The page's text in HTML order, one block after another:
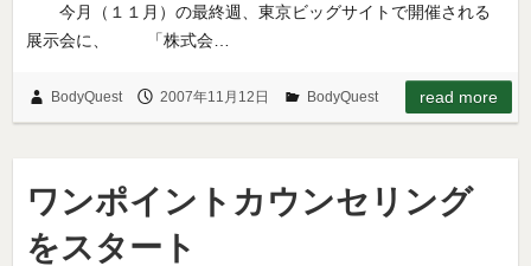
今月（１１月）の最終週、東京ビッグサイトで開催される
展示会に、 「株式会…
BodyQuest 2007年11月12日 BodyQuest read more
ワンポイントカウンセリング
をスタート